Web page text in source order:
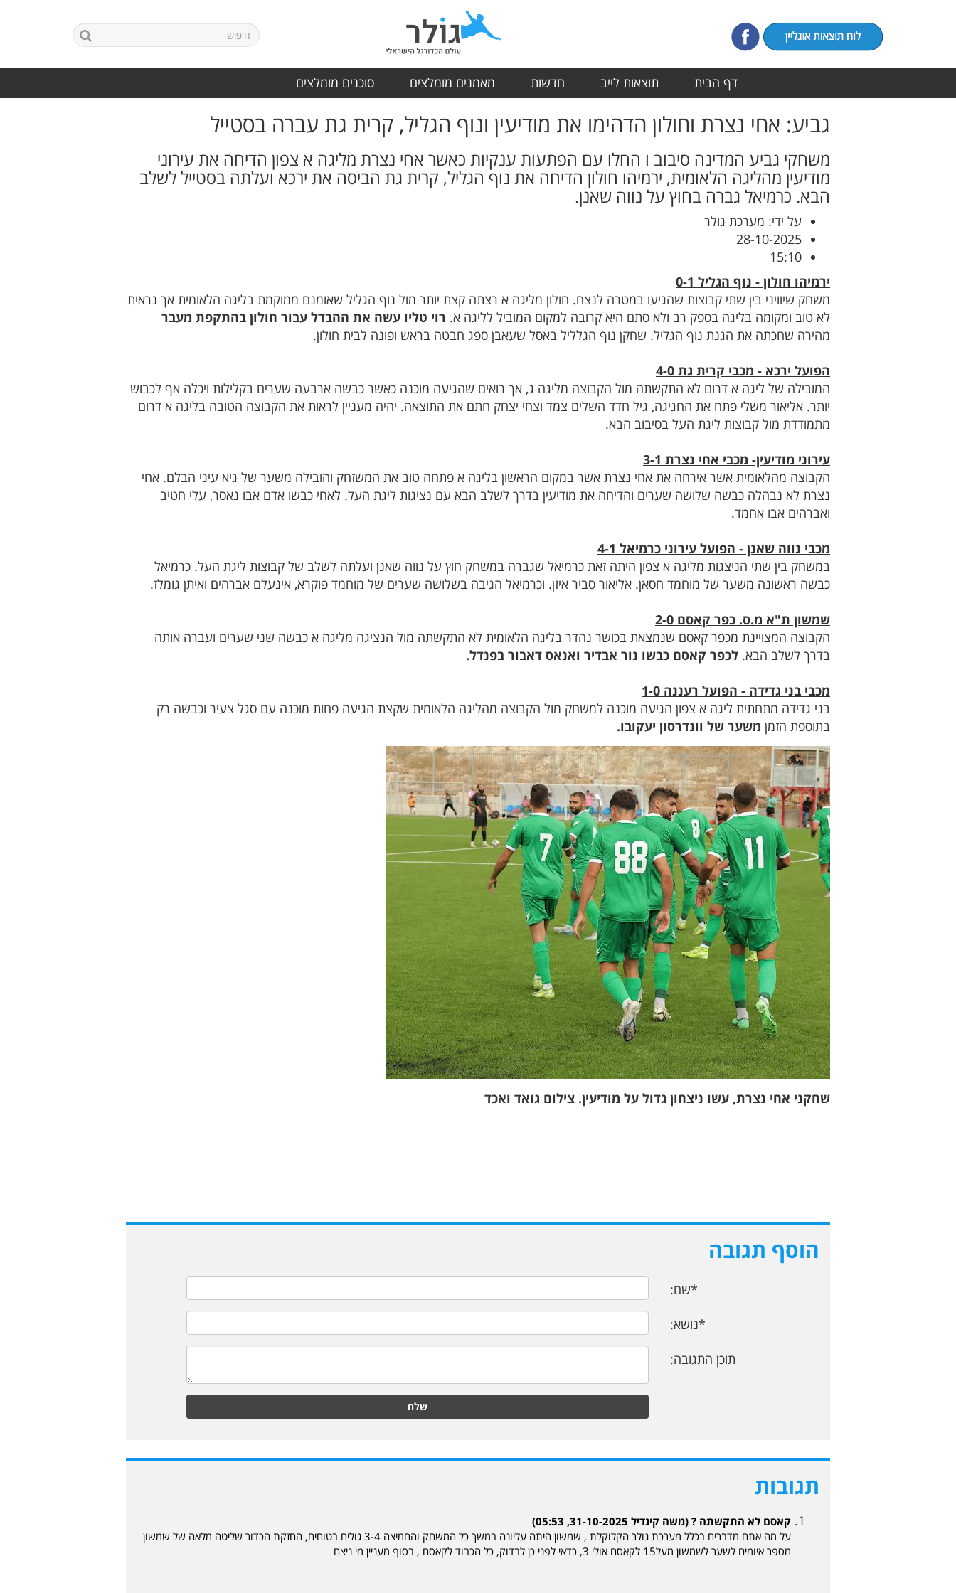
דף הבית תוצאות לייב חדשות מאמנים מומלצים סוכנים מומלצים
גביע: אחי נצרת וחולון הדהימו את מודיעין ונוף הגליל, קרית גת עברה בסטייל
משחקי גביע המדינה סיבוב ו החלו עם הפתעות ענקיות כאשר אחי נצרת מליגה א צפון הדיחה את עירוני
מודיעין מהליגה הלאומית, ירמיהו חולון הדיחה את נוף הגליל, קרית גת הביסה את ירכא ועלתה בסטייל לשלב
הבא. כרמיאל גברה בחוץ על נווה שאנן.
על ידי: מערכת גולר
28-10-2025
15:10
ירמיהו חולון - נוף הגליל 0-1
משחק שיוויני בין שתי קבוצות שהגיעו במטרה לנצח. חולון מליגה א רצתה קצת יותר מול נוף הגליל שאומנם ממוקמת בליגה הלאומית אך נראית
לא טוב ומקומה בליגה בספק רב ולא סתם היא קרובה למקום המוביל לליגה א. רוי טליו עשה את ההבדל עבור חולון בהתקפת מעבר
מהירה שחכתה את הגנת נוף הגליל. שחקן נוף הגלליל באסל שעאבן ספג חבטה בראש ופונה לבית חולון.
הפועל ירכא - מכבי קרית גת 4-0
המובילה של ליגה א דרום לא התקשתה מול הקבוצה מליגה ג, אך רואים שהגיעה מוכנה כאשר כבשה ארבעה שערים בקלילות ויכלה אף לכבוש
יותר. אליאור משלי פתח את החגיגה, גיל חדד השלים צמד וצחי יצחק חתם את התוצאה. יהיה מעניין לראות את הקבוצה הטובה בליגה א דרום
מתמודדת מול קבוצות ליגת העל בסיבוב הבא.
עירוני מודיעין- מכבי אחי נצרת 3-1
הקבוצה מהלאומית אשר אירחה את אחי נצרת אשר במקום הראשון בליגה א פתחה טוב את המשזחק והובילה משער של גיא עיני הבלם. אחי
נצרת לא נבהלה כבשה שלושה שערים והדיחה את מודיעין בדרך לשלב הבא עם נציגות ליגת העל. לאחי כבשו אדם אבו נאסר, עלי חטיב
ואברהים אבו אחמד.
מכבי נווה שאנן - הפועל עירוני כרמיאל 4-1
במשחק בין שתי הניצגות מליגה א צפון היתה זאת כרמיאל שגברה במשחק חוץ על נווה שאנן ועלתה לשלב של קבוצות ליגת העל. כרמיאל
כבשה ראשונה משער של מוחמד חסאן. אליאור סביר איזן. וכרמיאל הגיבה בשלושה שערים של מוחמד פוקרא, אינעלם אברהים ואיתן גומלז.
שמשון ת"א מ.ס. כפר קאסם 2-0
הקבוצה המצויינת מכפר קאסם שנמצאת בכושר נהדר בליגה הלאומית לא התקשתה מול הנציגה מליגה א כבשה שני שערים ועברה אותה
בדרך לשלב הבא. לכפר קאסם כבשו נור אבדיר ואנאס דאבור בפנדל.
מכבי בני גדידה - הפועל רעננה 1-0
בני גדידה מתחתית ליגה א צפון הגיעה מוכנה למשחק מול הקבוצה מהליגה הלאומית שקצת הגיעה פחות מוכנה עם סגל צעיר וכבשה רק
בתוספת הזמן משער של וונדרסון יעקובו.
שחקני אחי נצרת, עשו ניצחון גדול על מודיעין. צילום גואד ואכד
הוסף תגובה
*שם:
*נושא:
תוכן התגובה:
שלח
תגובות
קאסם לא התקשתה ? (משה קינדיל 31-10-2025, 05:53)
על מה אתם מדברים בכלל מערכת גולר הקלוקלת , שמשון היתה עליונה במשך כל המשחק והחמיצה 3-4 גולים בטוחים, החזקת הכדור שליטה מלאה של שמשון
מספר איומים לשער לשמשון מעל15 לקאסם אולי 3, כדאי לפני כן לבדוק, כל הכבוד לקאסם , בסוף מעניין מי ניצח